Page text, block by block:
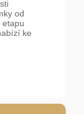
od
etapu
ke